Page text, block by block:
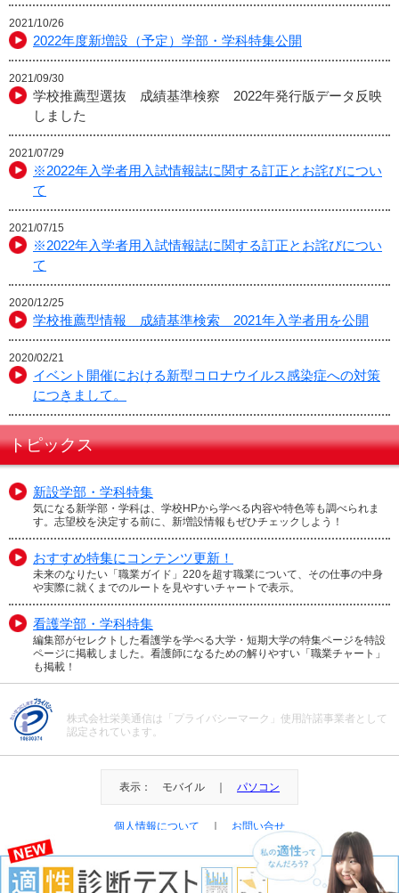
2021/10/26
2022年度新増設（予定）学部・学科特集公開
2021/09/30
学校推薦型選抜 成績基準検察 2022年発行版データ反映
しました
2021/07/29
※2022年入学者用入試情報誌に関する訂正とお詫びについ
て
2021/07/15
※2022年入学者用入試情報誌に関する訂正とお詫びについ
て
2020/12/25
学校推薦型情報 成績基準検索 2021年入学者用を公開
2020/02/21
イベント開催における新型コロナウイルス感染症への対策
につきまして。
トピックス
新設学部・学科特集
気になる新学部・学科は、学校HPから学べる内容や特色等も調べられま
す。志望校を決定する前に、新増設情報もぜひチェックしよう！
おすすめ特集にコンテンツ更新！
未来のなりたい「職業ガイド」220を超す職業について、その仕事の中身
や実際に就くまでのルートを見やすいチャートで表示。
看護学部・学科特集
編集部がセレクトした看護学を学べる大学・短期大学の特集ページを特設
ページに掲載しました。看護師になるための解りやすい「職業チャート」
も掲載！
株式会社栄美通信は「プライバシーマーク」使用許諾事業者として
認定されています。
表示： モバイル ｜ パソコン
個人情報について お問い合せ
＠Eibi Tsushin All Right Reserved.